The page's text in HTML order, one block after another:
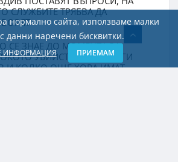
СЛУЖБИТЕ ТРЯБВА ДА
СЕ ЗНАЕ ДО МОМЕНТА ЗА
УБИЙСТВО НА ГЕОРГИ
И КОЛКО ОЩЕ ХОРА ИМАТ
нормално сайта, използваме малки
данни наречени бисквитки.
ИНФОРМАЦИЯ ПРИЕМАМ